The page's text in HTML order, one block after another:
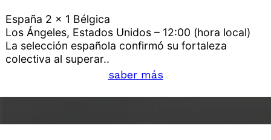
España 2 x 1 Bélgica
Los Ángeles, Estados Unidos – 12:00 (hora local)
La selección española confirmó su fortaleza
colectiva al superar..
saber más